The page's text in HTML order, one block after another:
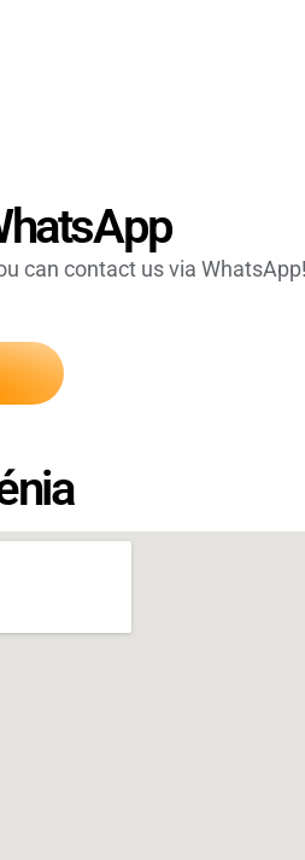
can contact us via WhatsApp!